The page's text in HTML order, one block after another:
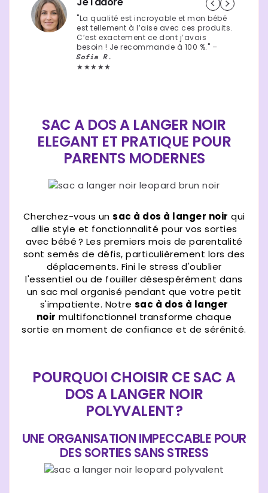
habituel"La qualité est incroyable et mon bébé
est tellement à l’aise avec ces produits.
C’est exactement ce dont j’avais
besoin ! Je recommande à 100 %." –
Sofia R.
★★★★★
SAC A DOS A LANGER NOIR
ELEGANT ET PRATIQUE POUR
PARENTS MODERNES
Cherchez-vous un sac à dos à langer noir qui
allie style et fonctionnalité pour vos sorties
avec bébé ? Les premiers mois de parentalité
sont semés de défis, particulièrement lors des
déplacements. Fini le stress d'oublier
l'essentiel ou de fouiller désespérément dans
un sac mal organisé pendant que votre petit
s'impatiente. Notre sac à dos à langer
noir multifonctionnel transforme chaque
sortie en moment de confiance et de sérénité.
POURQUOI CHOISIR CE SAC A
DOS A LANGER NOIR
POLYVALENT ?
UNE ORGANISATION IMPECCABLE POUR
DES SORTIES SANS STRESS